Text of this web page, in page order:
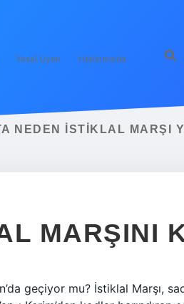
Yasal Uyarı Hakkımızda
NEDEN İSTIKLAL MARŞI
MARŞINI
geçiyor mu? İstiklal